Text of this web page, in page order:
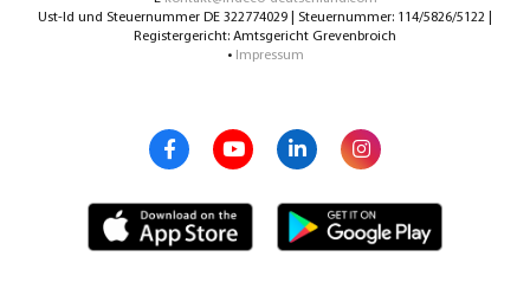
Ust-Id und Steuernummer DE 322774029 | Steuernummer: 114/5826/5122 |
Registergericht: Amtsgericht Grevenbroich
• Impressum